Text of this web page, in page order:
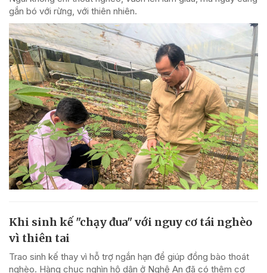
gắn bó với rừng, với thiên nhiên.
Khi sinh kế "chạy đua" với nguy cơ tái nghèo
vì thiên tai
Trao sinh kế thay vì hỗ trợ ngắn hạn để giúp đồng bào thoát
nghèo. Hàng chục nghìn hộ dân ở Nghệ An đã có thêm cơ